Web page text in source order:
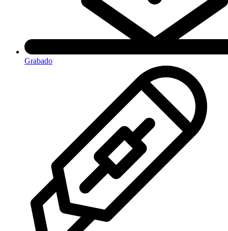
Grabado